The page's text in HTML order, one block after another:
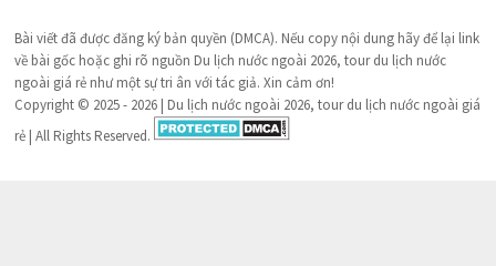
Bài viết đã được đăng ký bản quyền (DMCA). Nếu copy nội dung hãy để lại link
về bài gốc hoặc ghi rõ nguồn Du lịch nước ngoài 2026, tour du lịch nước
ngoài giá rẻ như một sự tri ân với tác giả. Xin cảm ơn!
Copyright © 2025 - 2026 | Du lịch nước ngoài 2026, tour du lịch nước ngoài giá
rẻ | All Rights Reserved.